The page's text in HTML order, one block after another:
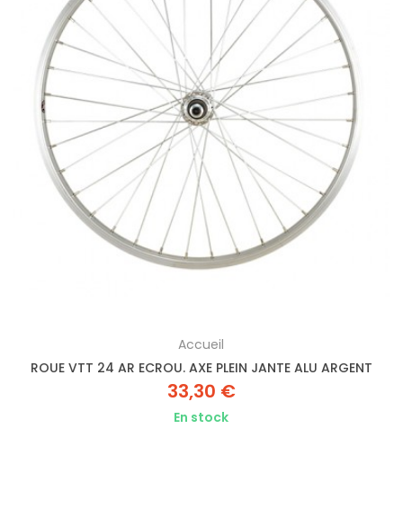
Accueil
ROUE VTT 24 AR ECROU. AXE PLEIN JANTE ALU ARGENT
33,30 €
En stock